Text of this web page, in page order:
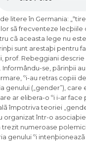
litere în Germania:
sã frecventeze lecþiile
cã aceasta lege nu
sunt arestaþi pentru
prof. Rebeggiani
se, pãrinþii
ºi-au retras copiii
genului („gender”),
ar elibera-o ºi i-ar face
împotriva teoriei
organizat într-o
trezit numeroase
genului ºi